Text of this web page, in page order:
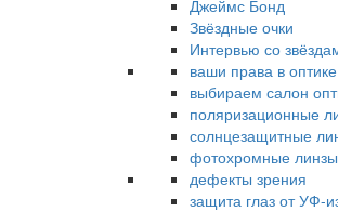
Джеймс Бонд
Звёздные очки
Интервью со
ваши права в оптике
выбираем салон
поляризационные
солнцезащитные
фотохромные линзы
дефекты зрения
защита глаз от УФ-